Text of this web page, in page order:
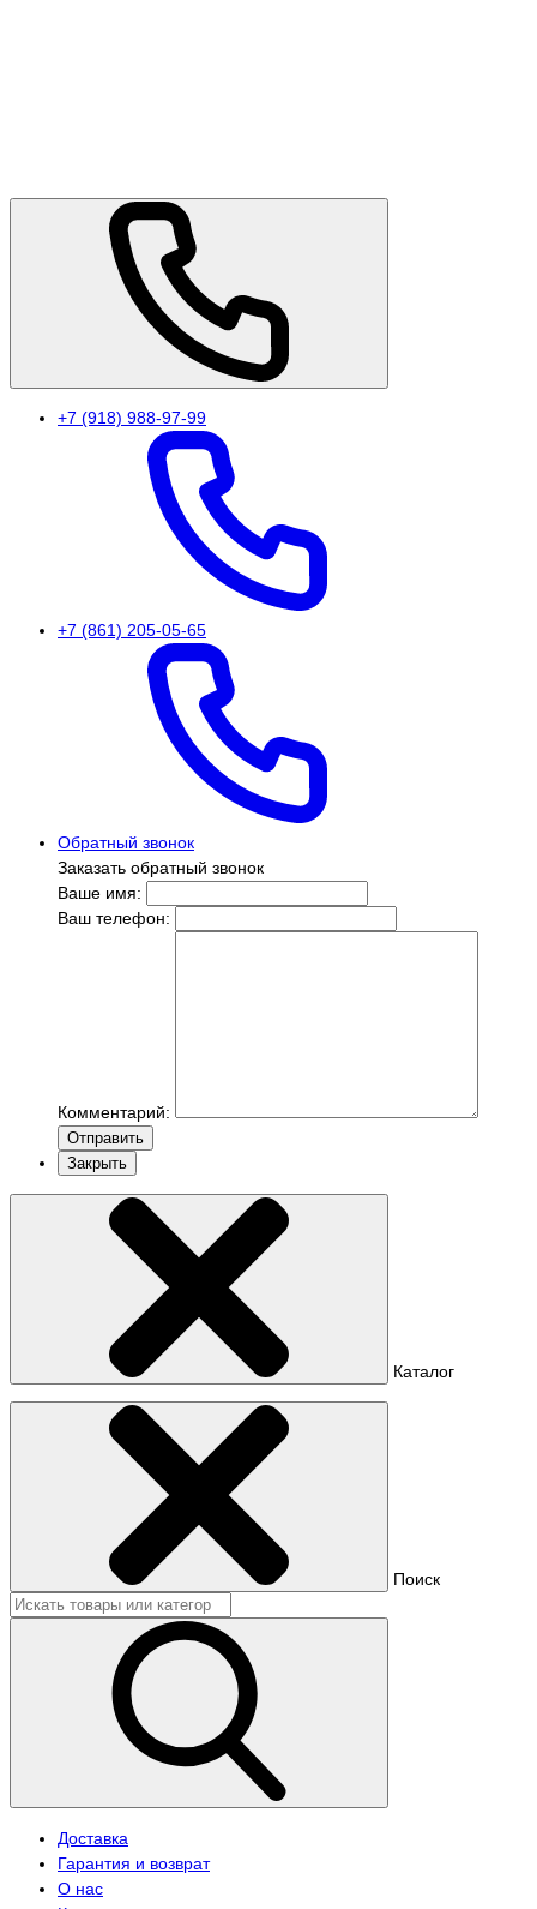
+7 (918) 988-97-99
+7 (861) 205-05-65
Обратный звонок
Заказать обратный звонок
Ваше имя:
Ваш телефон:
Комментарий:
Отправить
Закрыть
Каталог
Поиск
Доставка
Гарантия и возврат
О нас